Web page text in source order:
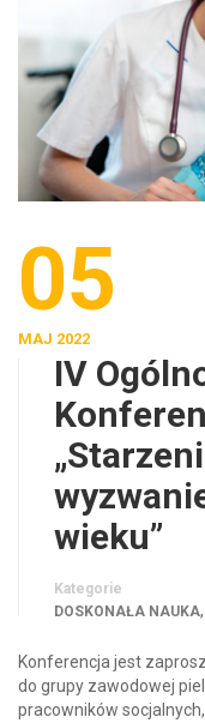
05
MAJ 2022
IV
wieku”
Kategorie
DOSKONAŁA NAUKA,
Konferencja jest
do grupy zawodowej
pracowników